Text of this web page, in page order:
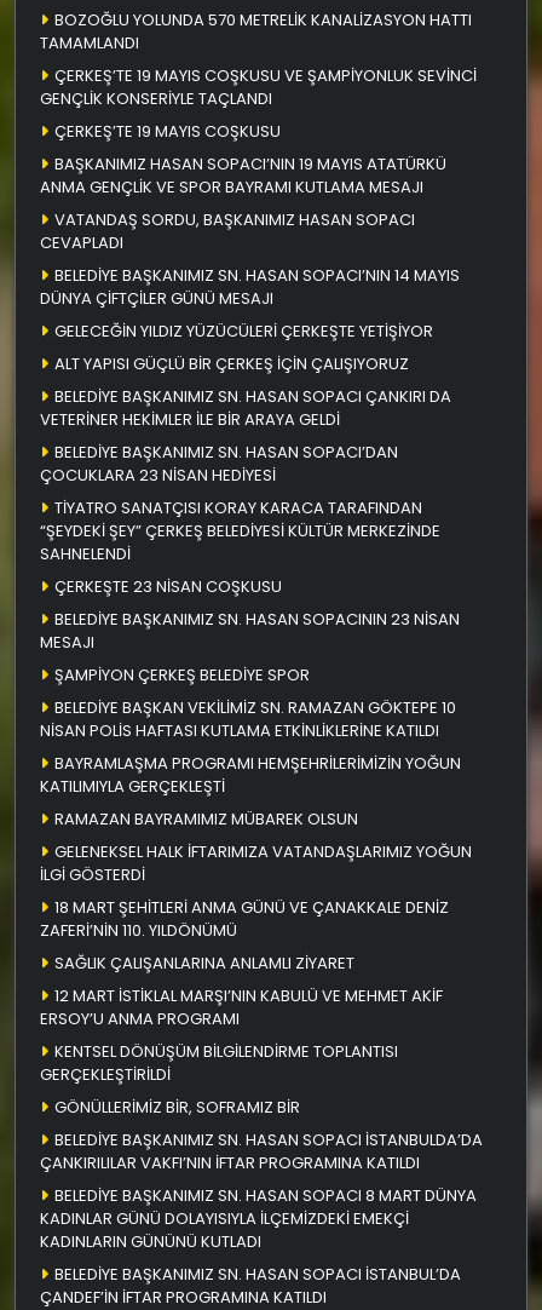
BOZOĞLU YOLUNDA 570 METRELİK KANALİZASYON HATTI
TAMAMLANDI
ÇERKEŞ’TE 19 MAYIS COŞKUSU VE ŞAMPİYONLUK SEVİNCİ
GENÇLİK KONSERİYLE TAÇLANDI
ÇERKEŞ’TE 19 MAYIS COŞKUSU
BAŞKANIMIZ HASAN SOPACI’NIN 19 MAYIS ATATÜRKÜ
ANMA GENÇLİK VE SPOR BAYRAMI KUTLAMA MESAJI
VATANDAŞ SORDU, BAŞKANIMIZ HASAN SOPACI
CEVAPLADI
BELEDİYE BAŞKANIMIZ SN. HASAN SOPACI’NIN 14 MAYIS
DÜNYA ÇİFTÇİLER GÜNÜ MESAJI
GELECEĞİN YILDIZ YÜZÜCÜLERİ ÇERKEŞTE YETİŞİYOR
ALT YAPISI GÜÇLÜ BİR ÇERKEŞ İÇİN ÇALIŞIYORUZ
BELEDİYE BAŞKANIMIZ SN. HASAN SOPACI ÇANKIRI DA
VETERİNER HEKİMLER İLE BİR ARAYA GELDİ
BELEDİYE BAŞKANIMIZ SN. HASAN SOPACI’DAN
ÇOCUKLARA 23 NİSAN HEDİYESİ
TİYATRO SANATÇISI KORAY KARACA TARAFINDAN
“ŞEYDEKİ ŞEY” ÇERKEŞ BELEDİYESİ KÜLTÜR MERKEZİNDE
SAHNELENDİ
ÇERKEŞTE 23 NİSAN COŞKUSU
BELEDİYE BAŞKANIMIZ SN. HASAN SOPACININ 23 NİSAN
MESAJI
ŞAMPİYON ÇERKEŞ BELEDİYE SPOR
BELEDİYE BAŞKAN VEKİLİMİZ SN. RAMAZAN GÖKTEPE 10
NİSAN POLİS HAFTASI KUTLAMA ETKİNLİKLERİNE KATILDI
BAYRAMLAŞMA PROGRAMI HEMŞEHRİLERİMİZİN YOĞUN
KATILIMIYLA GERÇEKLEŞTİ
RAMAZAN BAYRAMIMIZ MÜBAREK OLSUN
GELENEKSEL HALK İFTARIMIZA VATANDAŞLARIMIZ YOĞUN
İLGİ GÖSTERDİ
18 MART ŞEHİTLERİ ANMA GÜNÜ VE ÇANAKKALE DENİZ
ZAFERİ’NİN 110. YILDÖNÜMÜ
SAĞLIK ÇALIŞANLARINA ANLAMLI ZİYARET
12 MART İSTİKLAL MARŞI’NIN KABULÜ VE MEHMET AKİF
ERSOY’U ANMA PROGRAMI
KENTSEL DÖNÜŞÜM BİLGİLENDİRME TOPLANTISI
GERÇEKLEŞTİRİLDİ
GÖNÜLLERİMİZ BİR, SOFRAMIZ BİR
BELEDİYE BAŞKANIMIZ SN. HASAN SOPACI İSTANBULDA’DA
ÇANKIRILILAR VAKFI’NIN İFTAR PROGRAMINA KATILDI
BELEDİYE BAŞKANIMIZ SN. HASAN SOPACI 8 MART DÜNYA
KADINLAR GÜNÜ DOLAYISIYLA İLÇEMİZDEKİ EMEKÇİ
KADINLARIN GÜNÜNÜ KUTLADI
BELEDİYE BAŞKANIMIZ SN. HASAN SOPACI İSTANBUL’DA
ÇANDEF’İN İFTAR PROGRAMINA KATILDI